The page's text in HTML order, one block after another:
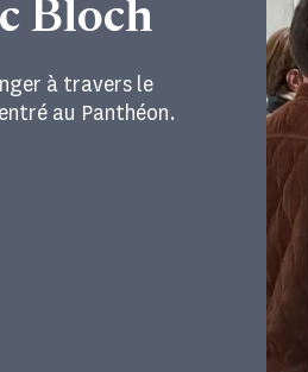
Bloch
à travers le
au Panthéon.